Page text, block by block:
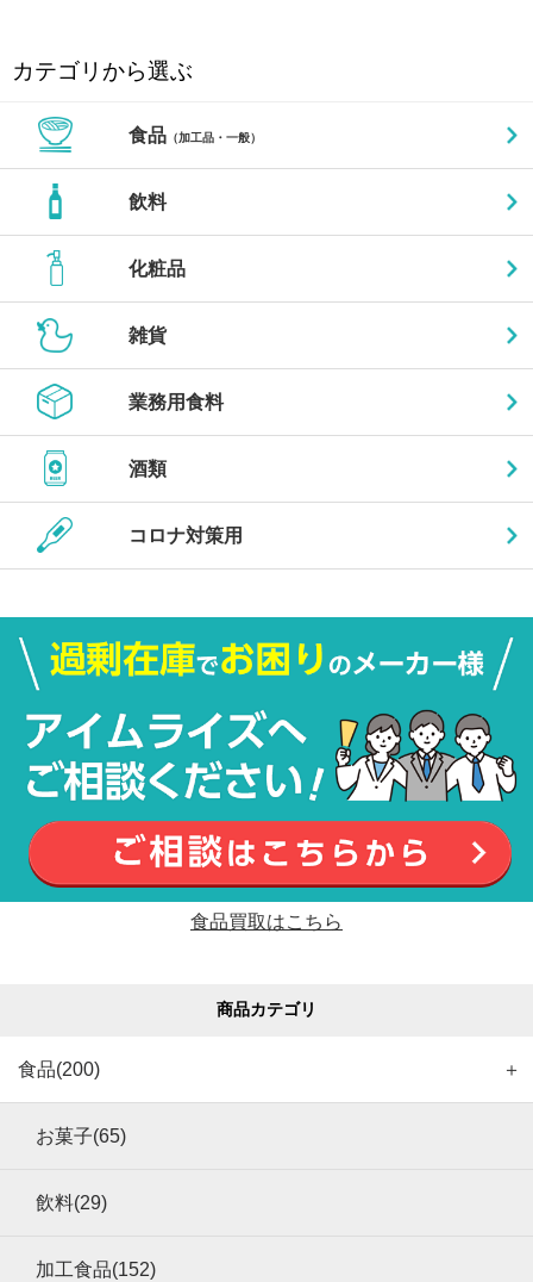
カテゴリから選ぶ
食品（加工品・一般）
飲料
化粧品
雑貨
業務用食料
酒類
コロナ対策用
食品買取はこちら
商品カテゴリ
食品(200) ＋
お菓子(65)
飲料(29)
加工食品(152)